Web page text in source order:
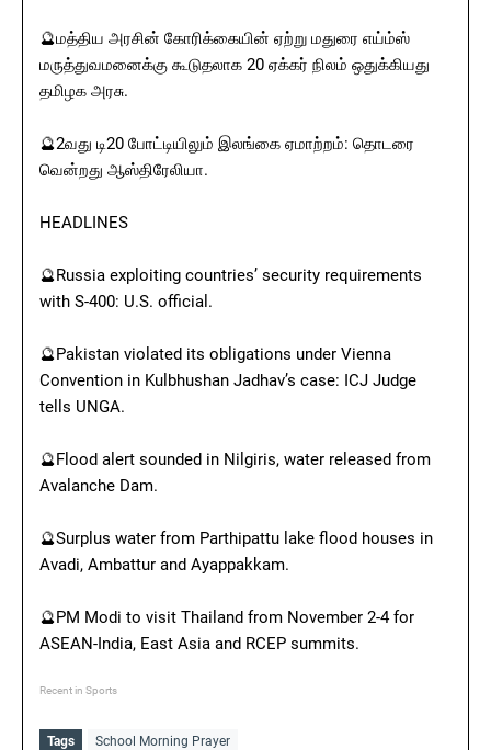
🔮மத்திய அரசின் கோரிக்கையின் ஏற்று மதுரை எய்ம்ஸ்
மருத்துவமனைக்கு கூடுதலாக 20 ஏக்கர் நிலம் ஒதுக்கியது
தமிழக அரசு.
🔮2வது டி20 போட்டியிலும் இலங்கை ஏமாற்றம்: தொடரை
வென்றது ஆஸ்திரேலியா.
HEADLINES
🔮Russia exploiting countries’ security requirements
with S-400: U.S. official.
🔮Pakistan violated its obligations under Vienna
Convention in Kulbhushan Jadhav’s case: ICJ Judge
tells UNGA.
🔮Flood alert sounded in Nilgiris, water released from
Avalanche Dam.
🔮Surplus water from Parthipattu lake flood houses in
Avadi, Ambattur and Ayappakkam.
🔮PM Modi to visit Thailand from November 2-4 for
ASEAN-India, East Asia and RCEP summits.
Recent in Sports
Tags School Morning Prayer